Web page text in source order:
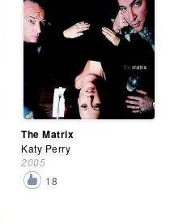
The Matrix
Katy Perry
2005
18